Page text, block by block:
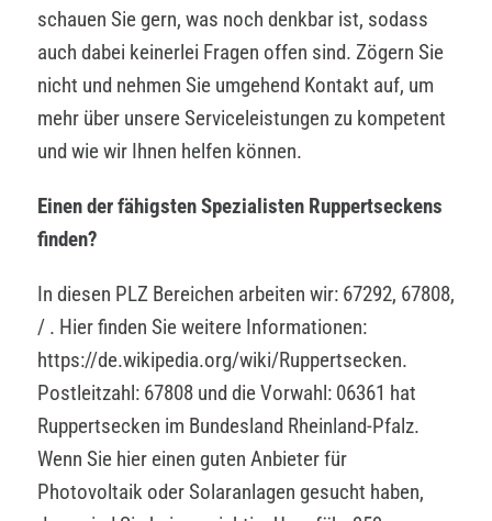
schauen Sie gern, was noch denkbar ist, sodass
auch dabei keinerlei Fragen offen sind. Zögern Sie
nicht und nehmen Sie umgehend Kontakt auf, um
mehr über unsere Serviceleistungen zu kompetent
und wie wir Ihnen helfen können.
Einen der fähigsten Spezialisten Ruppertseckens
finden?
In diesen PLZ Bereichen arbeiten wir: 67292, 67808,
/ . Hier finden Sie weitere Informationen:
https://de.wikipedia.org/wiki/Ruppertsecken.
Postleitzahl: 67808 und die Vorwahl: 06361 hat
Ruppertsecken im Bundesland Rheinland-Pfalz.
Wenn Sie hier einen guten Anbieter für
Photovoltaik oder Solaranlagen gesucht haben,